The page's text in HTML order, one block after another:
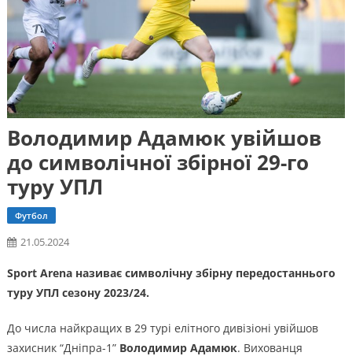
Володимир Адамюк увійшов
до символічної збірної 29-го
туру УПЛ
Футбол
21.05.2024
Sport Arena називає символічну збірну передостаннього
туру УПЛ сезону 2023/24.
До числа найкращих в 29 турі елітного дивізіоні увійшов
захисник “Дніпра-1” Володимир Адамюк. Вихованця